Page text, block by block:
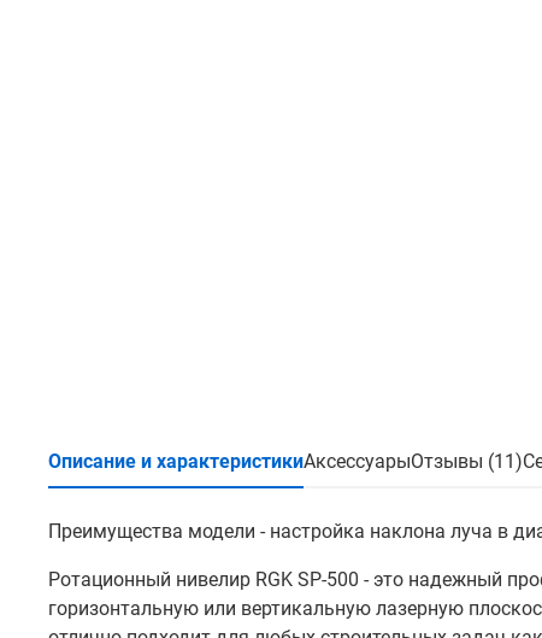
Описание и характеристикиАксессуарыОтзывы (11)
Преимущества модели - настройка наклона луча в
Ротационный нивелир RGK SP-500 - это надежный
горизонтальную или вертикальную лазерную